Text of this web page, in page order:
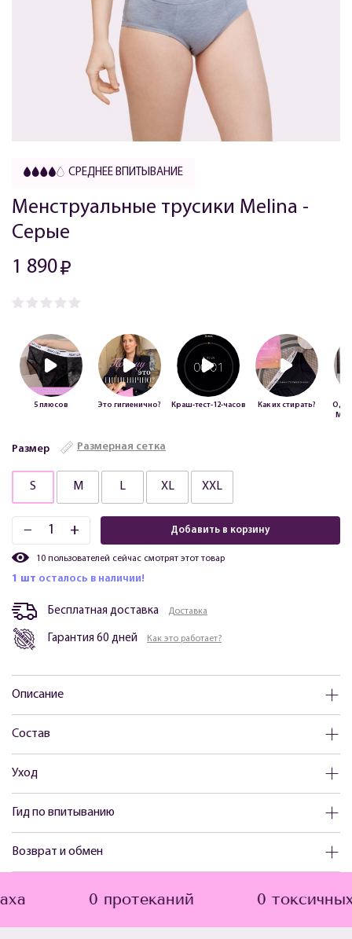
СРЕДНЕЕ ВПИТЫВАНИЕ
Менструальные трусики Melina -
Серые
1 890
5 плюсов Это гигиенично? Краш-тест-12-часов Как их стирать?
Размер Размерная сетка
S M L XL XXL
− + Добавить в корзину
10 пользователей сейчас смотрят этот товар
1 шт осталось в наличии!
Бесплатная доставка Доставка
Гарантия 60 дней Как это работает?
Описание
Состав
Уход
Гид по впитыванию
Возврат и обмен
0 протеканий 0 токсичных